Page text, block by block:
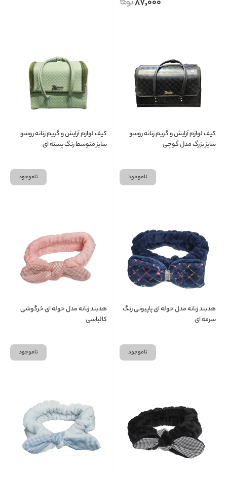
کیف لوازم آرایش و گریم زنانه روسو
سایز بزرگ مدل گوچی
ناموجود
کیف لوازم آرایش و گریم زنانه روسو
سایز متوسط رنگ پسته ای
ناموجود
هدبند زنانه مدل حوله ای پاپیونی رنگ
سرمه ای
ناموجود
هدبند زنانه مدل حوله ای خرگوشی
کالباسی
ناموجود